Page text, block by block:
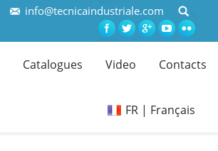
info@tecnicaindustriale.com
Catalogues Video Contacts
FR | Français